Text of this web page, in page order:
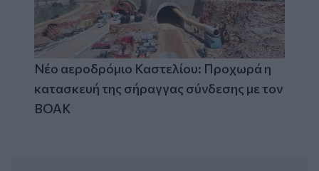
Νέο αεροδρόμιο Καστελίου: Προχωρά η
κατασκευή της σήραγγας σύνδεσης με τον
ΒΟΑΚ